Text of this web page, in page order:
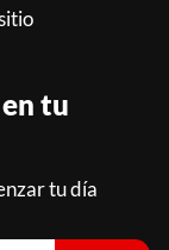
tu
tu día